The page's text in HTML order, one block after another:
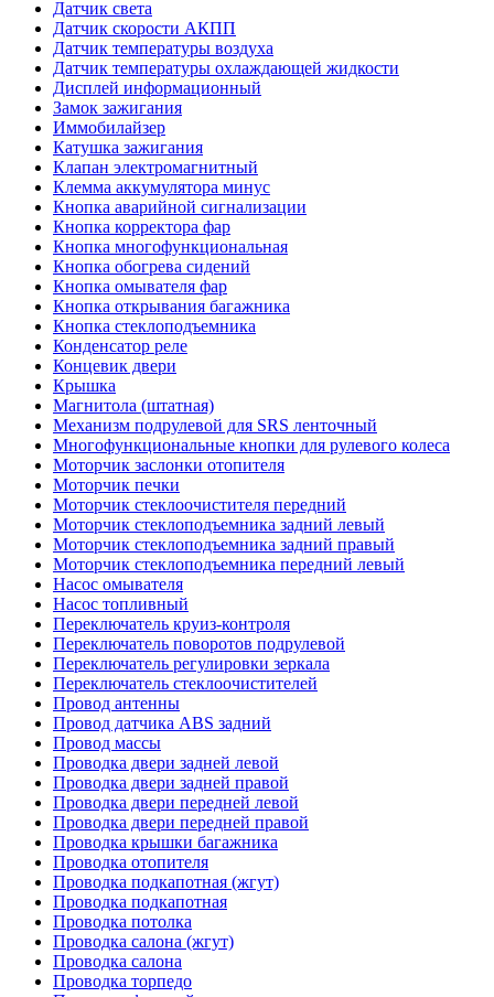
Датчик света
Датчик скорости АКПП
Датчик температуры воздуха
Датчик температуры охлаждающей жидкости
Дисплей информационный
Замок зажигания
Иммобилайзер
Катушка зажигания
Клапан электромагнитный
Клемма аккумулятора минус
Кнопка аварийной сигнализации
Кнопка корректора фар
Кнопка многофункциональная
Кнопка обогрева сидений
Кнопка омывателя фар
Кнопка открывания багажника
Кнопка стеклоподъемника
Конденсатор реле
Концевик двери
Крышка
Магнитола (штатная)
Механизм подрулевой для SRS ленточный
Многофункциональные кнопки для рулевого колеса
Моторчик заслонки отопителя
Моторчик печки
Моторчик стеклоочистителя передний
Моторчик стеклоподъемника задний левый
Моторчик стеклоподъемника задний правый
Моторчик стеклоподъемника передний левый
Насос омывателя
Насос топливный
Переключатель круиз-контроля
Переключатель поворотов подрулевой
Переключатель регулировки зеркала
Переключатель стеклоочистителей
Провод антенны
Провод датчика ABS задний
Провод массы
Проводка двери задней левой
Проводка двери задней правой
Проводка двери передней левой
Проводка двери передней правой
Проводка крышки багажника
Проводка отопителя
Проводка подкапотная (жгут)
Проводка подкапотная
Проводка потолка
Проводка салона (жгут)
Проводка салона
Проводка торпедо